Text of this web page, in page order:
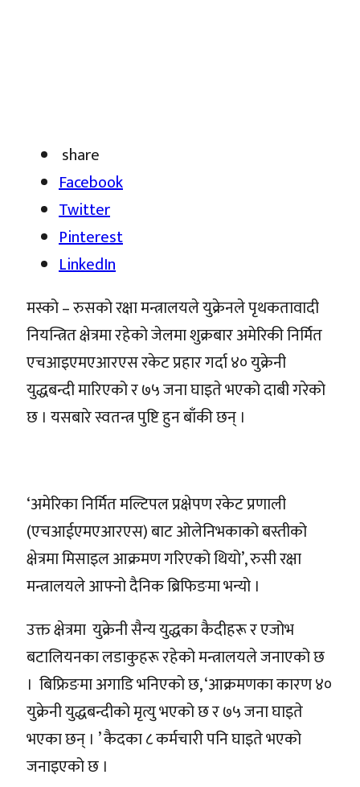
share
Facebook
Twitter
Pinterest
LinkedIn
मस्को – रुसको रक्षा मन्त्रालयले युक्रेनले पृथकतावादी
नियन्त्रित क्षेत्रमा रहेको जेलमा शुक्रबार अमेरिकी निर्मित
एचआइएमएआरएस रकेट प्रहार गर्दा ४० युक्रेनी
युद्धबन्दी मारिएको र ७५ जना घाइते भएको दाबी गरेको
छ । यसबारे स्वतन्त्र पुष्टि हुन बाँकी छन् ।
‘अमेरिका निर्मित मल्टिपल प्रक्षेपण रकेट प्रणाली
(एचआईएमएआरएस) बाट ओलेनिभकाको बस्तीको
क्षेत्रमा मिसाइल आक्रमण गरिएको थियो’, रुसी रक्षा
मन्त्रालयले आफ्नो दैनिक ब्रिफिङमा भन्यो ।
उक्त क्षेत्रमा युक्रेनी सैन्य युद्धका कैदीहरू र एजोभ
बटालियनका लडाकुहरू रहेको मन्त्रालयले जनाएको छ
। बिफ्रिङमा अगाडि भनिएको छ, ‘आक्रमणका कारण ४०
युक्रेनी युद्धबन्दीको मृत्यु भएको छ र ७५ जना घाइते
भएका छन् । ’ कैदका ८ कर्मचारी पनि घाइते भएको
जनाइएको छ ।